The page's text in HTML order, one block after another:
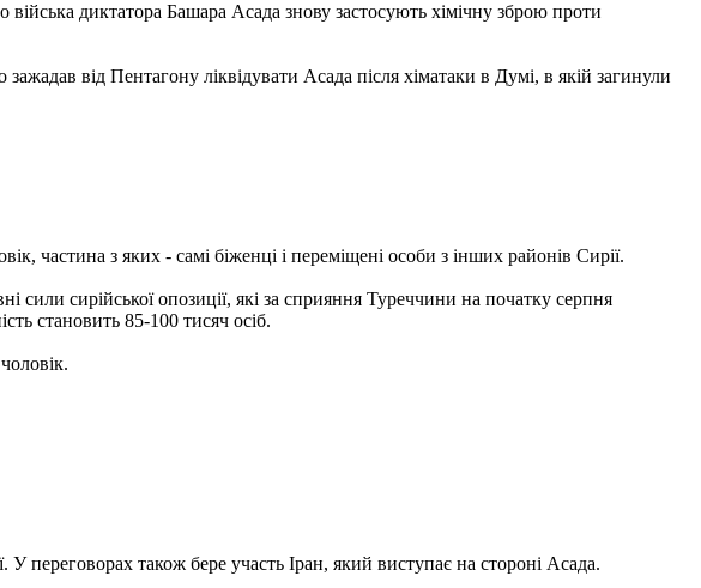
диктатора Башара Асада знову застосують хімічну зброю проти
від Пентагону ліквідувати Асада після хіматаки в Думі, в якій загинули
частина з яких - самі біженці і переміщені особи з інших районів Сирії.
сили сирійської опозиції, які за сприяння Туреччини на початку серпня
становить 85-100 тисяч осіб.
переговорах також бере участь Іран, який виступає на стороні Асада.